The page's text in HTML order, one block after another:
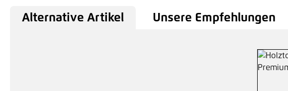
Alternative Artikel Unsere Empfehlungen